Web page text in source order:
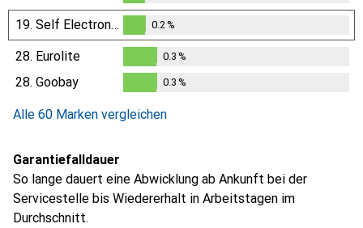
0.2%
19. Self Electronics
0.2%
0.2 %
28. Eurolite
0.3%
0.3 %
28. Goobay 0.3 %
Alle 60 Marken vergleichen
Garantiefalldauer
So lange dauert eine Abwicklung ab Ankunft bei der
Servicestelle bis Wiedererhalt in Arbeitstagen im
Durchschnitt.